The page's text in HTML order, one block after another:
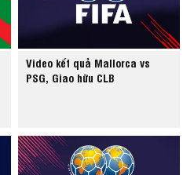
Video kết quả Mallorca vs
PSG, Giao hữu CLB